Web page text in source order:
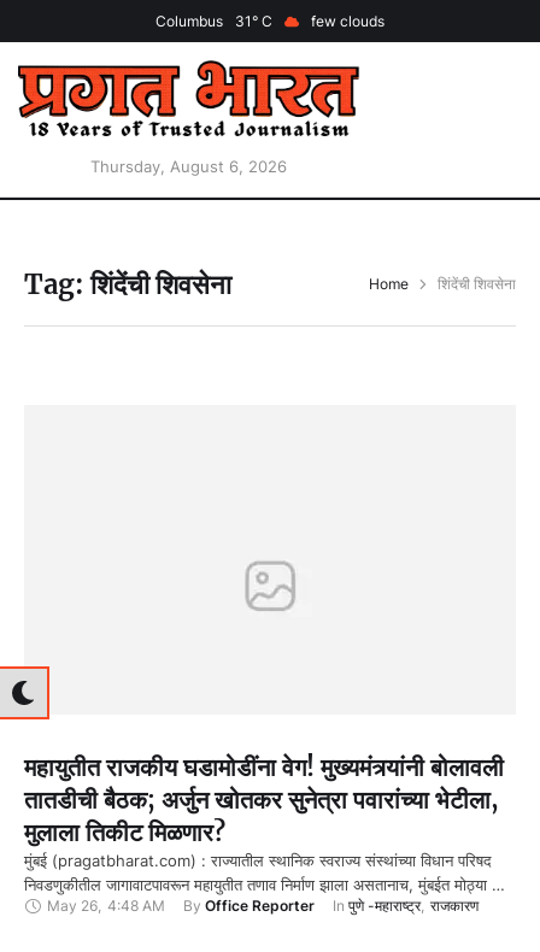
Columbus 31 few clouds
Thursday, August 6, 2026
Tag:शिंदेंची शिवसेना Home शिंदेंची शिवसेना
महायुतीत राजकीय घडामोडींना वेग! मुख्यमंत्र्यांनी बोलावली
तातडीची बैठक; अर्जुन खोतकर सुनेत्रा पवारांच्या भेटीला,
मुलाला तिकीट मिळणार?
मुंबई (pragatbharat.com) : राज्यातील स्थानिक स्वराज्य संस्थांच्या विधान परिषद
निवडणुकीतील जागावाटपावरून महायुतीत तणाव निर्माण झाला असतानाच, मुंबईत मोठ्या …
May 26, 4:48 AM By Office Reporter In पुणे -महाराष्ट्र, राजकारण